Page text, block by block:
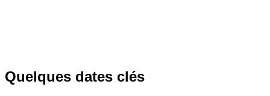
Quelques dates clés